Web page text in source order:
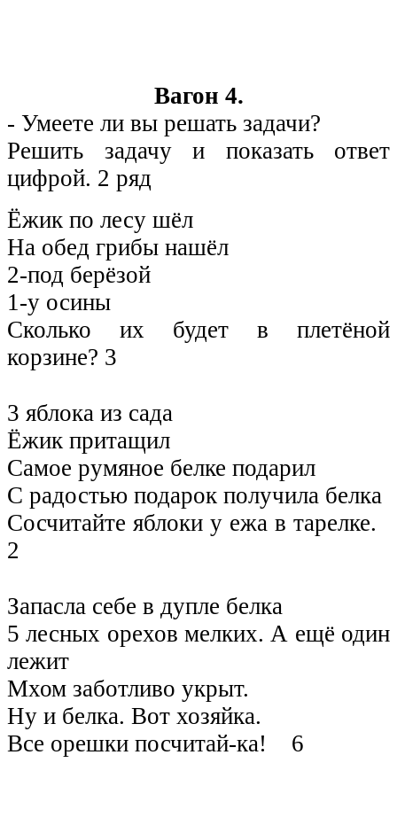
Вагон 4.
- Умеете ли вы решать задачи?
Решить задачу и показать ответ
цифрой. 2 ряд
Ёжик по лесу шёл
На обед грибы нашёл
2-под берёзой
1-у осины
Сколько их будет в плетёной
корзине? 3
3 яблока из сада
Ёжик притащил
Самое румяное белке подарил
С радостью подарок получила белка
Сосчитайте яблоки у ежа в тарелке.
2
Запасла себе в дупле белка
5 лесных орехов мелких. А ещё один
лежит
Мхом заботливо укрыт.
Ну и белка. Вот хозяйка.
Все орешки посчитай-ка! 6